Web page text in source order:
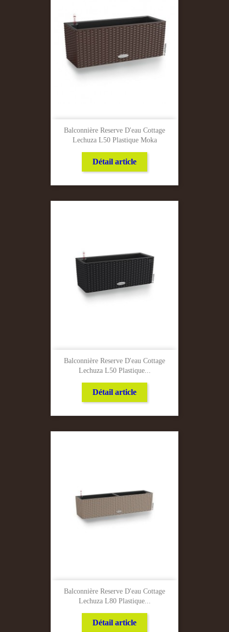
Balconnière Reserve D'eau Cottage
Lechuza L50 Plastique Moka
Détail article
Balconnière Reserve D'eau Cottage
Lechuza L50 Plastique...
Détail article
Balconnière Reserve D'eau Cottage
Lechuza L80 Plastique...
Détail article